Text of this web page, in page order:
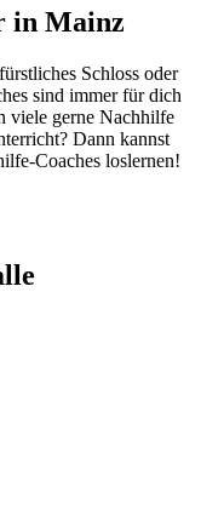
in Mainz
Schloss oder
sind immer für dich
viele gerne Nachhilfe
Dann kannst
Coaches loslernen!